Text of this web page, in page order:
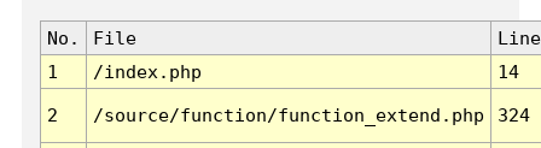
No. File
Line
1
/index.php 14
2 /source/function/function_extend.php 324